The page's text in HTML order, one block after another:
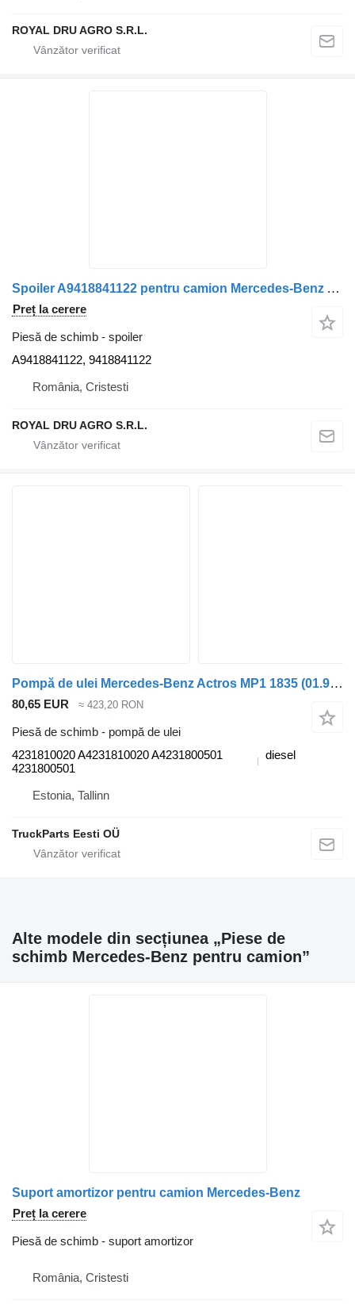
ROYAL DRU AGRO S.R.L.
Spoiler A9418841122 pentru camion Mercedes-Benz Actros MP1 1835
Preț la cerere
Piesă de schimb - spoiler
A9418841122, 9418841122
România, Cristesti
ROYAL DRU AGRO S.R.L.
Pompă de ulei Mercedes-Benz Actros MP1 1835 (01.96-12.02) 4231810020 pentru camion Mercedes-Benz Actros, Axor MP1, MP2, MP3 (1996-2014)
80,65 EUR ≈ 423,20 RON
Piesă de schimb - pompă de ulei
4231810020 A4231810020 A4231800501
4231800501
diesel
Estonia, Tallinn
TruckParts Eesti OÜ
Alte modele din secțiunea „Piese de
schimb Mercedes-Benz pentru camion”
Suport amortizor pentru camion Mercedes-Benz
Preț la cerere
Piesă de schimb - suport amortizor
România, Cristesti